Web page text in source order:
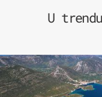
U trendu